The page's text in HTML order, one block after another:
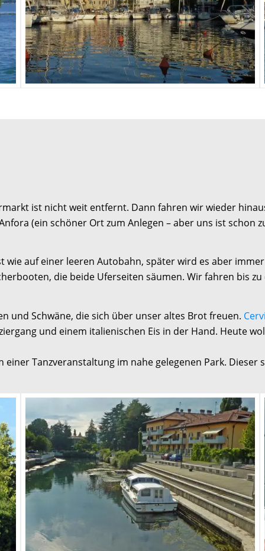
ist nicht weit entfernt. Dann fahren wir wieder
(ein schöner Ort zum Anlegen – aber uns ist schon
auf einer leeren Autobahn, später wird es aber
die beide Uferseiten säumen. Wir fahren bis
und Schwäne, die sich über unser altes Brot freuen.
und einem italienischen Eis in der Hand. Heute
Tanzveranstaltung im nahe gelegenen Park.